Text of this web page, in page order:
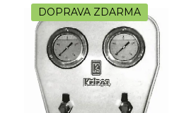
DOPRAVA ZDARMA